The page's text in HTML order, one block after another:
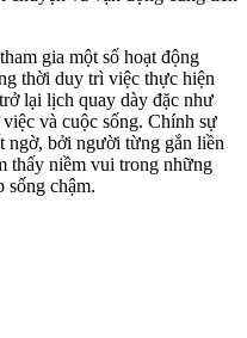
gia một số hoạt động
thời duy trì việc thực hiện
lại lịch quay dày đặc như
và cuộc sống. Chính sự
ngờ, bởi người từng gắn liền
thấy niềm vui trong những
sống chậm.